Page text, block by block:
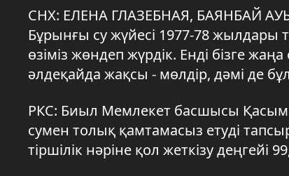
СНХ: ЕЛЕНА ГЛАЗЕБНАЯ, БАЯНБАЙ
Бұрынғы су жүйесі 1977-78 жылдары
өзіміз жөндеп жүрдік. Енді бізге
әлдеқайда жақсы - мөлдір, дәмі де
РКС: Биыл Мемлекет басшысы
сумен толық қамтамасыз етуді
тіршілік нәріне қол жеткізу